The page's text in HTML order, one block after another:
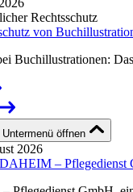
Rechtsschutz
von
Buchillustrationen:
Untermenü öffnen
2026
– Pflegedienst